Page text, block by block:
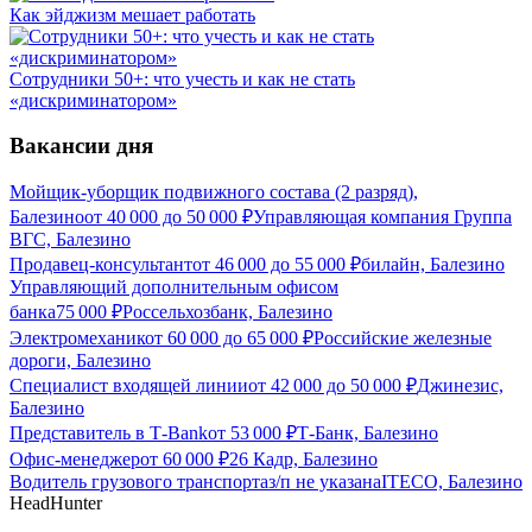
Как эйджизм мешает работать
Сотрудники 50+: что учесть и как не стать
«дискриминатором»
Вакансии дня
Мойщик-уборщик подвижного состава (2 разряд),
Балезиноот 40 000 до 50 000 ₽Управляющая компания Группа
ВГС, Балезино
Продавец-консультантот 46 000 до 55 000 ₽билайн, Балезино
Управляющий дополнительным офисом
банка75 000 ₽Россельхозбанк, Балезино
Электромеханикот 60 000 до 65 000 ₽Российские железные
дороги, Балезино
Специалист входящей линииот 42 000 до 50 000 ₽Джинезис,
Балезино
Представитель в Т-Bankот 53 000 ₽Т-Банк, Балезино
Офис-менеджерот 60 000 ₽26 Кадр, Балезино
Водитель грузового транспортаз/п не указанаITECO, Балезино
HeadHunter